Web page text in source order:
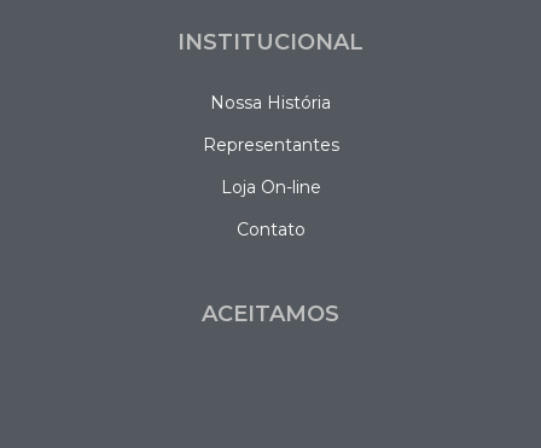
INSTITUCIONAL
Nossa História
Representantes
Loja On-line
Contato
ACEITAMOS